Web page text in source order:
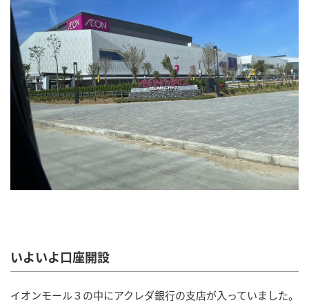
いよいよ口座開設
イオンモール３の中にアクレダ銀行の支店が入っていました。